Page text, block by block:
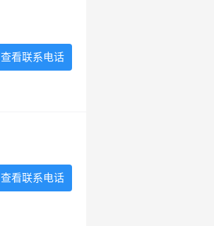
查看联系电话
查看联系电话